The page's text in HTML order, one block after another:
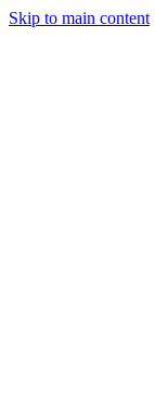
Skip to main content